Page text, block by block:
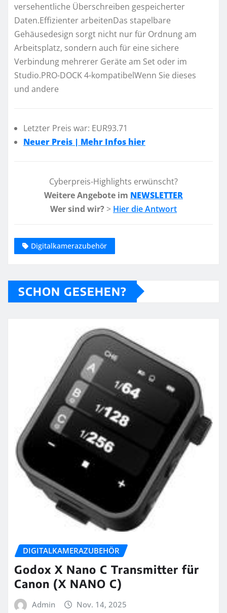
versehentliche Überschreiben gespeicherter
Daten.Effizienter arbeitenDas stapelbare
Gehäusedesign sorgt nicht nur für Ordnung am
Arbeitsplatz, sondern auch für eine sichere
Verbindung mehrerer Geräte am Set oder im
Studio.PRO-DOCK 4-kompatibelWenn Sie dieses
und andere
Letzter Preis war: EUR93.71
Neuer Preis | Mehr Infos hier
Cyberpreis-Highlights erwünscht?
Weitere Angebote im NEWSLETTER
Wer sind wir? > Hier die Antwort
Digitalkamerazubehör
SCHON GESEHEN?
DIGITALKAMERAZUBEHÖR
Godox X Nano C Transmitter für
Canon (X NANO C)
Admin Nov. 14, 2025